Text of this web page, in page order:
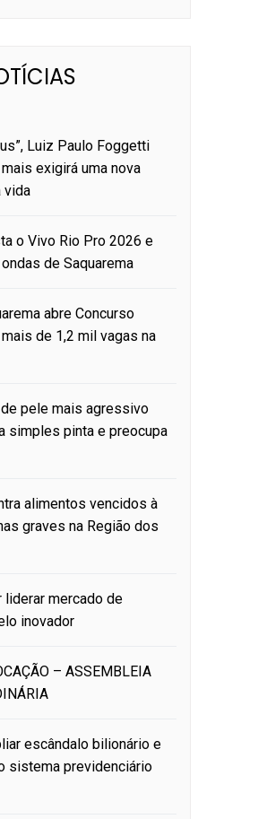
Luiz Paulo Foggetti
exigirá uma nova
vida
o Vivo Rio Pro 2026 e
de Saquarema
abre Concurso
de 1,2 mil vagas na
pele mais agressivo
simples pinta e preocupa
alimentos vencidos à
graves na Região dos
liderar mercado de
inovador
– ASSEMBLEIA
escândalo bilionário e
sistema previdenciário